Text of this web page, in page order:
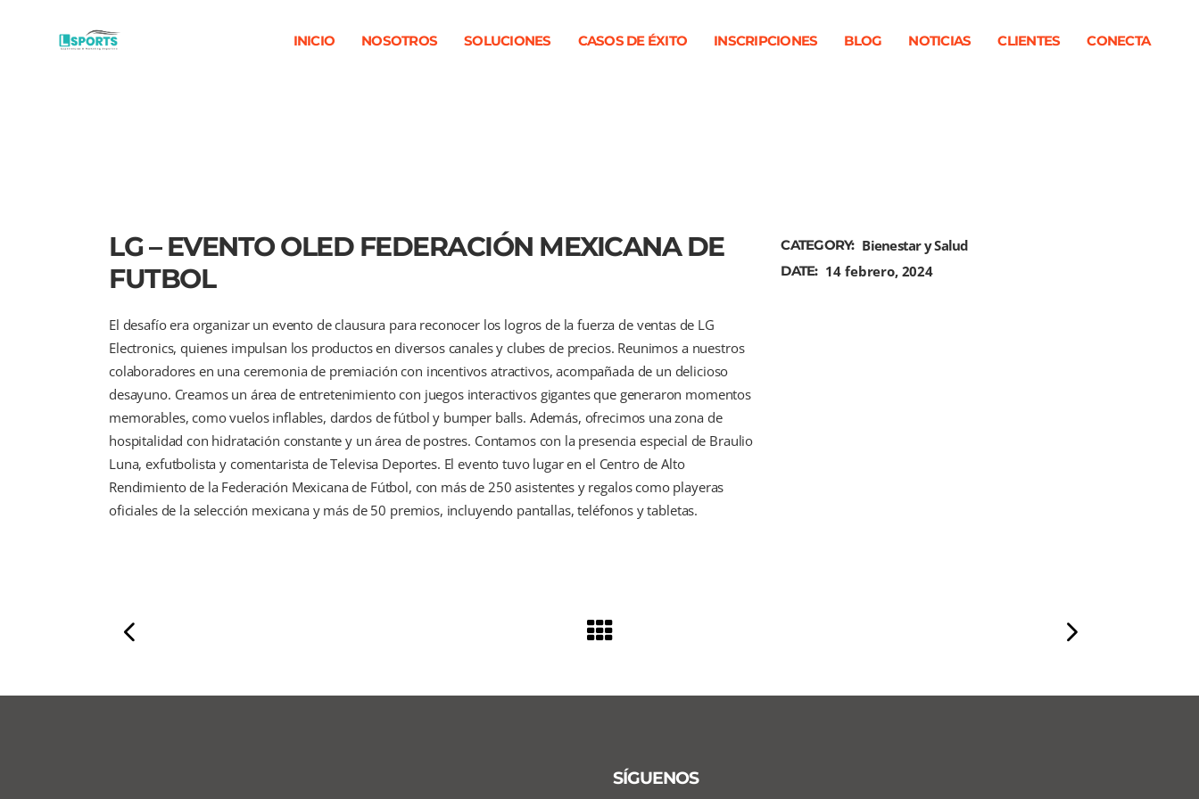
INICIO NOSOTROS SOLUCIONES CASOS DE ÉXITO INSCRIPCIONES BLOG NOTICIAS CLIENTES CONECTA
LG – EVENTO OLED FEDERACIÓN MEXICANA DE
FUTBOL
El desafío era organizar un evento de clausura para reconocer los logros de la fuerza de ventas de LG
Electronics, quienes impulsan los productos en diversos canales y clubes de precios. Reunimos a nuestros
colaboradores en una ceremonia de premiación con incentivos atractivos, acompañada de un delicioso
desayuno. Creamos un área de entretenimiento con juegos interactivos gigantes que generaron momentos
memorables, como vuelos inflables, dardos de fútbol y bumper balls. Además, ofrecimos una zona de
hospitalidad con hidratación constante y un área de postres. Contamos con la presencia especial de Braulio
Luna, exfutbolista y comentarista de Televisa Deportes. El evento tuvo lugar en el Centro de Alto
Rendimiento de la Federación Mexicana de Fútbol, con más de 250 asistentes y regalos como playeras
oficiales de la selección mexicana y más de 50 premios, incluyendo pantallas, teléfonos y tabletas.
CATEGORY: Bienestar y Salud
DATE: 14 febrero, 2024
SÍGUENOS